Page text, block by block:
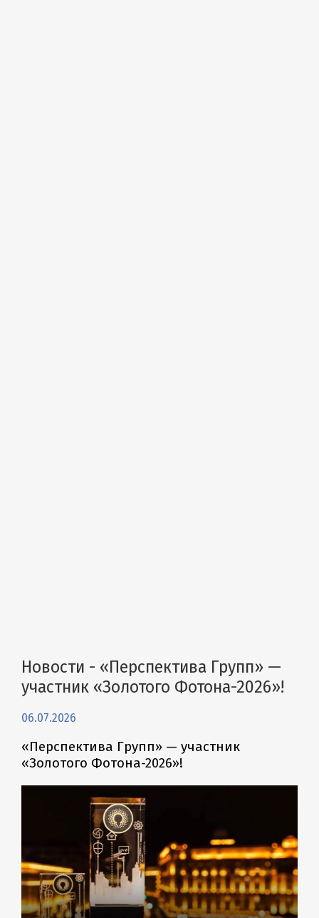
Новости - «Перспектива Групп» —
участник «Золотого Фотона-2026»!
06.07.2026
«Перспектива Групп» — участник
«Золотого Фотона-2026»!